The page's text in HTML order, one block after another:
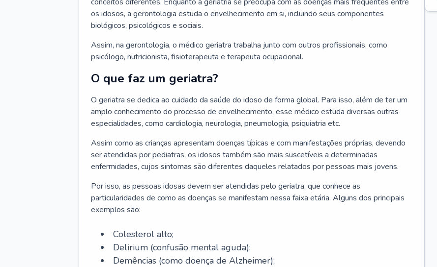
os idosos, a gerontologia estuda o envelhecimento em si, incluindo seus componentes
biológicos, psicológicos e sociais.
Assim, na gerontologia, o médico geriatra trabalha junto com outros profissionais, como
psicólogo, nutricionista, fisioterapeuta e terapeuta ocupacional.
O que faz um geriatra?
O geriatra se dedica ao cuidado da saúde do idoso de forma global. Para isso, além de ter um
amplo conhecimento do processo de envelhecimento, esse médico estuda diversas outras
especialidades, como cardiologia, neurologia, pneumologia, psiquiatria etc.
Assim como as crianças apresentam doenças típicas e com manifestações próprias, devendo
ser atendidas por pediatras, os idosos também são mais suscetíveis a determinadas
enfermidades, cujos sintomas são diferentes daqueles relatados por pessoas mais jovens.
Por isso, as pessoas idosas devem ser atendidas pelo geriatra, que conhece as
particularidades de como as doenças se manifestam nessa faixa etária. Alguns dos principais
exemplos são:
Colesterol alto;
Delirium (confusão mental aguda);
Demências (como doença de Alzheimer);